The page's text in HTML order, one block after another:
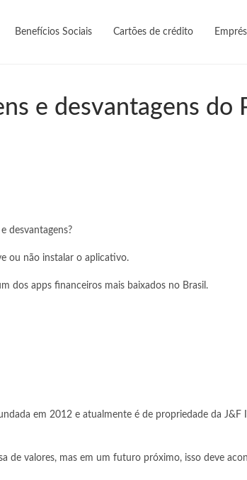
Benefícios Sociais Cartões de crédito
e desvantagens do
desvantagens?
ou não instalar o aplicativo.
dos apps financeiros mais baixados no Brasil.
em 2012 e atualmente é de propriedade da J&F
de valores, mas em um futuro próximo, isso deve